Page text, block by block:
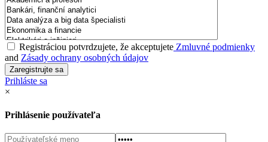
Registráciou potvrdzujete, že akceptujete Zmluvné podmienky
and Zásady ochrany osobných údajov
Prihláste sa
×
Prihlásenie používateľa